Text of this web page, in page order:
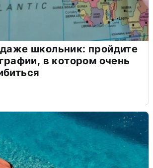
школьник: пройдите
в котором очень